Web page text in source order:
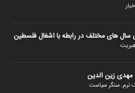
سال های مختلف در رابطه با اشغال فلسطین
نرم, سنگر سیاست